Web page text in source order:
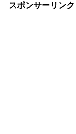
スポンサーリンク